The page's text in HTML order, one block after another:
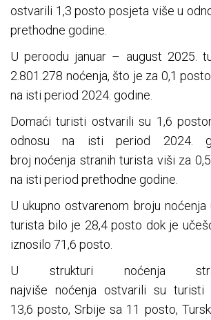
ostvarili 1,3 posto posjeta više u
prethodne godine.
U peroodu januar – august 2025.
2.801.278 noćenja, što je za 0,1
na isti period 2024. godine.
Domaći turisti ostvarili su 1,6
odnosu na isti period 2024.
broj noćenja stranih turista viši za
na isti period prethodne godine.
U ukupno ostvarenom broju
turista bilo je 28,4 posto dok je
iznosilo 71,6 posto.
U strukturi noćenja
najviše noćenja ostvarili su
13,6 posto, Srbije sa 11 posto,